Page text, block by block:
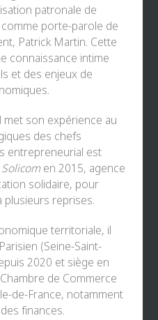
patronale de
porte-parole de
Patrick Martin. Cette
connaissance intime
et des enjeux de
son expérience au
des chefs
entrepreneurial est
Solicomen 2015, agence
solidaire, pour
plusieurs reprises.
territoriale, il
(Seine-Saint-
2020 et siège en
de Commerce
de-France, notamment
finances.